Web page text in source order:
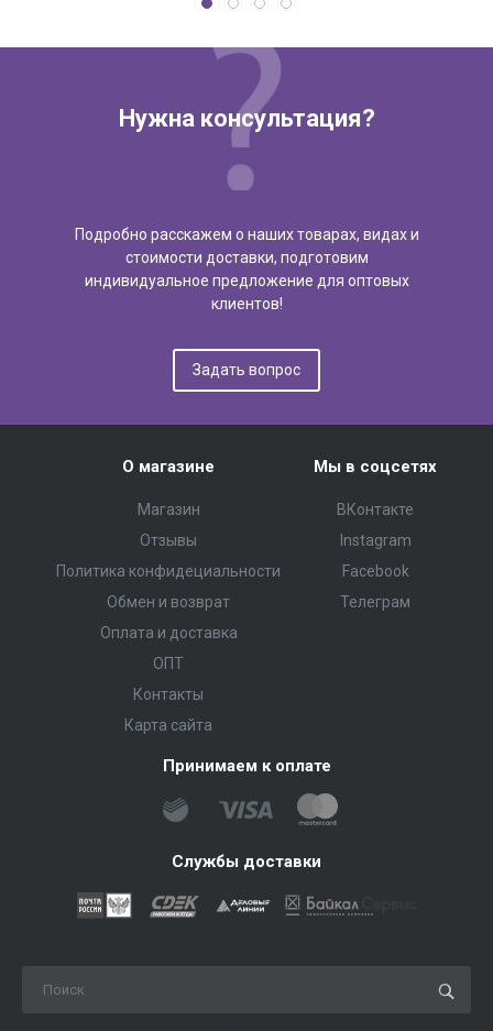
Нужна консультация?
Подробно расскажем о наших товарах, видах и
стоимости доставки, подготовим
индивидуальное предложение для оптовых
клиентов!
Задать вопрос
О магазине
Магазин
Отзывы
Политика конфидециальности
Обмен и возврат
Оплата и доставка
ОПТ
Контакты
Карта сайта
Мы в соцсетях
ВКонтакте
Instagram
Facebook
Телеграм
Принимаем к оплате
Службы доставки